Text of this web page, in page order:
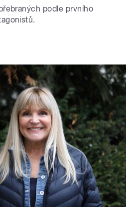
podle prvního